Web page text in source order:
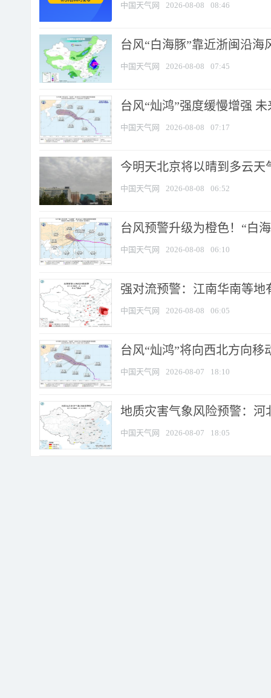
中国天气网 2026-08-08 08:46
台风“白海豚”靠近浙闽沿
中国天气网 2026-08-08 07:45
台风“灿鸿”强度缓慢增强
中国天气网 2026-08-08 07:17
今明天北京将以晴到多云
中国天气网 2026-08-08 06:52
台风预警升级为橙色！“白
中国天气网 2026-08-08 06:10
强对流预警：江南华南等地
中国天气网 2026-08-08 06:05
台风“灿鸿”将向西北方向移
中国天气网 2026-08-07 18:10
地质灾害气象风险预警：河
中国天气网 2026-08-07 18:05